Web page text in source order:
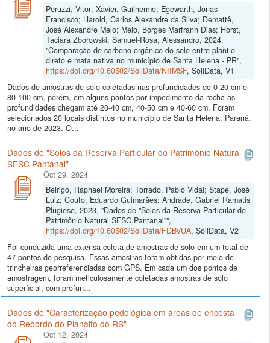
Peruzzi, Vitor; Xavier, Guilherme; Egewarth, Jonas
Francisco; Harold, Carlos Alexandre da Silva; Demattê,
José Alexandre Melo; Melo, Borges Marfrann Dias; Horst,
Taciara Zborowski; Samuel-Rosa, Alessandro, 2024,
"Comparação de carbono orgânico do solo entre plantio
direto e mata nativa no município de Santa Helena - PR",
https://doi.org/10.60502/SoilData/NIIMSF, SoilData, V1
Dados de amostras de solo coletadas nas profundidades de 0-20 cm e
80-100 cm, porém, em alguns pontos por impedimento da rocha as
profundidades chegam até 20-40 cm, 40-50 cm e 40-60 cm. Foram
selecionados 20 locais distintos no município de Santa Helena, Paraná,
no ano de 2023. O...
Dados de "Solos da Reserva Particular do Patrimônio Natural
SESC Pantanal"
Oct 29, 2024
Beirigo, Raphael Moreira; Torrado, Pablo Vidal; Stape, José
Luiz; Couto, Eduardo Guimarães; Andrade, Gabriel Ramatis
Plugiese, 2023, "Dados de "Solos da Reserva Particular do
Patrimônio Natural SESC Pantanal"",
https://doi.org/10.60502/SoilData/FDBVUA, SoilData, V2
Foi conduzida uma extensa coleta de amostras de solo em um total de
47 pontos de pesquisa. Essas amostras foram obtidas por meio de
trincheiras georreferenciadas com GPS. Em cada um dos pontos de
amostragem, foram meticulosamente coletadas amostras de solo
superficial, com profun...
Dados de "Caracterização pedológica em áreas de encosta
do Rebordo do Planalto do RS"
Oct 12, 2024